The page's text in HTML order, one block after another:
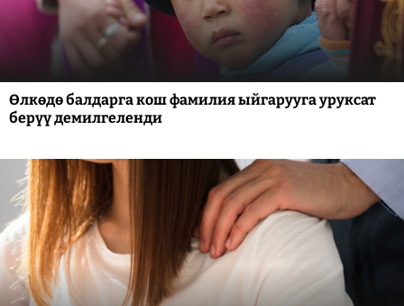
Өлкөдө балдарга кош фамилия ыйгарууга уруксат
берүү демилгеленди